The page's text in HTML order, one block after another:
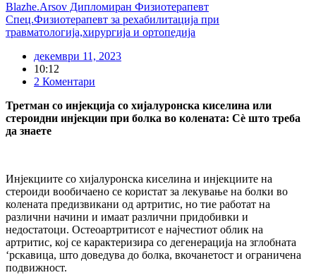
Blazhe.Arsov Дипломиран Физиотерапевт
Спец.Физиотерапевт за рехабилитација при
травматологија,хирургија и ортопедија
декември 11, 2023
10:12
2 Коментари
Третман со инјекција со хијалуронска киселина или
стероидни инјекции при болка во колената: Сè што треба
да знаете
Инјекциите со хијалуронска киселина и инјекциите на
стероиди вообичаено се користат за лекување на болки во
колената предизвикани од артритис, но тие работат на
различни начини и имаат различни придобивки и
недостатоци. Остеоартритисот е најчестиот облик на
артритис, кој се карактеризира со дегенерација на зглобната
‘рскавица, што доведува до болка, вкочанетост и ограничена
подвижност.